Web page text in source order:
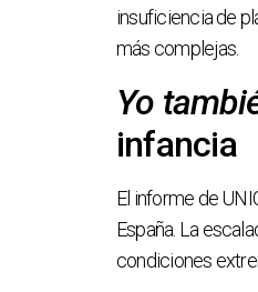
insuficiencia de
más complejas.
Yo
infancia
El informe de
España. La
condiciones